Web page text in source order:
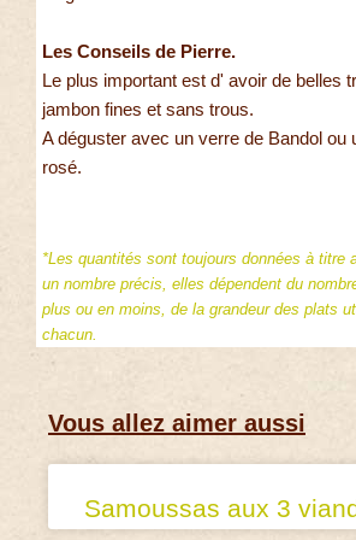
Les Conseils de Pierre.
Le plus important est d' avoir de belles
jambon fines et sans trous.
A déguster avec un verre de Bandol ou
rosé.
*Les quantités sont toujours données à titre
un nombre précis, elles dépendent du
plus ou en moins, de la grandeur des plats
chacun.
Vous allez aimer aussi
Samoussas aux 3